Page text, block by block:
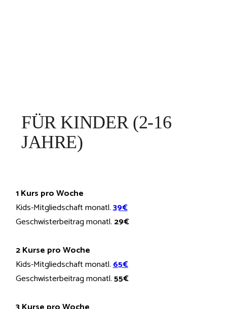
FÜR KINDER (2-16
JAHRE)
1 Kurs pro Woche
Kids-Mitgliedschaft monatl.39€
Geschwisterbeitrag monatl. 29€
2 Kurse pro Woche
Kids-Mitgliedschaft monatl.65€
Geschwisterbeitrag monatl.55€